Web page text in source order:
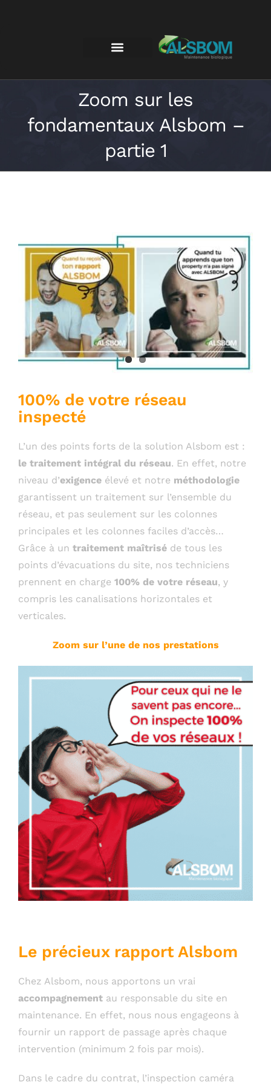
Zoom sur les
fondamentaux Alsbom –
partie 1
100% de votre réseau
inspecté
L’un des points forts de la solution Alsbom est :
le traitement intégral du réseau. En effet, notre
niveau d’exigence élevé et notre méthodologie
garantissent un traitement sur l’ensemble du
réseau, et pas seulement sur les colonnes
principales et les colonnes faciles d’accès…
Grâce à un traitement maîtrisé de tous les
points d’évacuations du site, nos techniciens
prennent en charge 100% de votre réseau, y
compris les canalisations horizontales et
verticales.
Zoom sur l’une de nos prestations
Le précieux rapport Alsbom
Chez Alsbom, nous apportons un vrai
accompagnement au responsable du site en
maintenance. En effet, nous nous engageons à
fournir un rapport de passage après chaque
intervention (minimum 2 fois par mois).
Dans le cadre du contrat, l’inspection caméra